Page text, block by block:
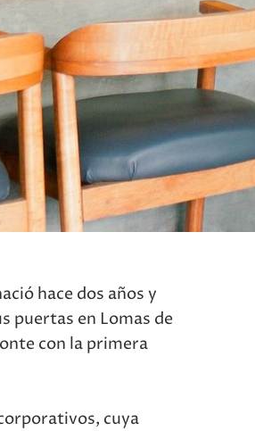
hace dos años y
puertas en Lomas de
con la primera
cuya